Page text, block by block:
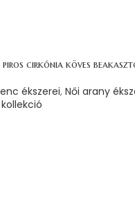
cirkónia köves
ékszerei, Női arany